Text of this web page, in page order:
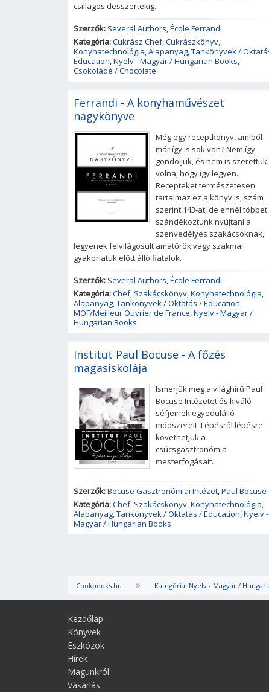
csillagos desszertekig.
Szerzők: Several Authors,École Ferrandi
Kategória:Cukrász Chef,Cukrászkönyv,
Konyhatechnológia,Alapanyag,Tankönyvek /
Education,Nyelv - Magyar / Hungarian Books,
Csokoládé / Chocolate
Ferrandi - A konyhaművészet
nagykönyve
Még egy receptkönyv, amiből
már így is sok van? Nem így
gondoljuk, és nem is szerettük
volna, hogy így legyen.
Recepteket természetesen
tartalmaz ez a könyv is, szám
szerint 143-at, de ennél többet
szándékoztunk nyújtani a
szenvedélyes szakácsoknak,
legyenek felvilágosult amatőrök vagy szakmai
gyakorlatuk előtt álló fiatalok.
Szerzők: Several Authors,École Ferrandi
Kategória:Chef, Szakácskönyv,Konyhatechnológia,
Alapanyag,Tankönyvek / Oktatás / Education,
MOF/Meilleur Ouvrier de France,Nyelv - Magyar /
Hungarian Books
Institut Paul Bocuse - A főzés
magasiskolája
Ismerjük meg a világhírű Paul
Bocuse Intézetet és kiváló
séfjeinek egyedülálló
módszereit. Lépésről lépésre
követhetjük a
csúcsgasztronómia
mesterfogásait.
Szerzők:Bocuse Gasztronómiai Intézet,Paul Bocuse
Kategória:Chef, Szakácskönyv,Konyhatechnológia,
Alapanyag,Tankönyvek / Oktatás / Education,Nyelv -
Magyar / Hungarian Books
Cookbooks.hu » Kategória: Nyelv - Magyar /
Kezdőlap
Könyvek
Eszközök
Hírek
Magunkról
Vásárlás